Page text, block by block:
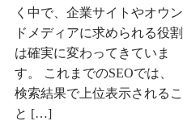
く中で、企業サイトやオウン
ドメディアに求められる役割
は確実に変わってきていま
す。 これまでのSEOでは、
検索結果で上位表示されるこ
と […]